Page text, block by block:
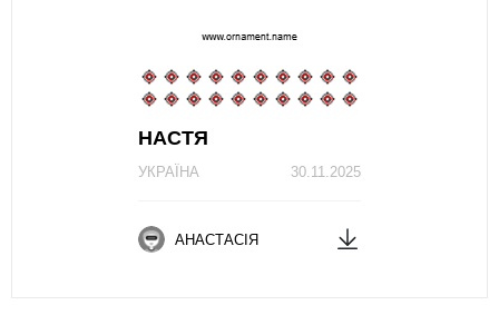
НАСТЯ
30.11.2025
УКРАЇНА
АНАСТАСІЯ